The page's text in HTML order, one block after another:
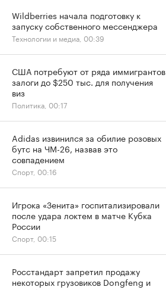
Wildberries начала подготовку к
запуску собственного мессенджера
Технологии и медиа, 00:39
США потребуют от ряда иммигрантов
залоги до $250 тыс. для получения
виз
Политика, 00:17
Adidas извинился за обилие розовых
бутс на ЧМ-26, назвав это
совпадением
Спорт, 00:16
Игрока «Зенита» госпитализировали
после удара локтем в матче Кубка
России
Спорт, 00:15
Росстандарт запретил продажу
некоторых грузовиков Dongfeng и